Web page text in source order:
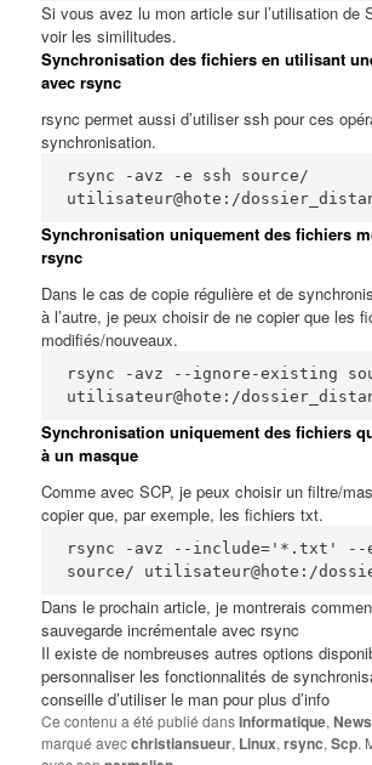
Si vous avez lu mon article surl’utilisation de
voir les similitudes.
Synchronisation des fichiers en utilisant
avec rsync
rsync permet aussi d’utiliser ssh pour ces
synchronisation.
rsync -avz -e ssh source/
utilisateur@hote:/
Synchronisation uniquement des fichiers
rsync
Dans le cas de copie régulière et de
à l’autre, je peux choisir de ne copier que les
modifiés/nouveaux.
rsync -avz --ignore-existing
utilisateur@hote:/
Synchronisation uniquement des fichiers
à un masque
Comme avec SCP, je peux choisir un filtre/
copier que, par exemple, les fichiers txt.
rsync -avz --include='*.txt' --
source/ utilisateur@hote:/
Dans le prochain article, je montrerais
sauvegarde incrémentale avec rsync
Il existe de nombreuses autres options
personnaliser les fonctionnalités de
conseille d’utiliser le man pour plus d’info
Ce contenu a été publié dansInformatique,News
marqué avecchristiansueur, Linux,rsync,Scp.